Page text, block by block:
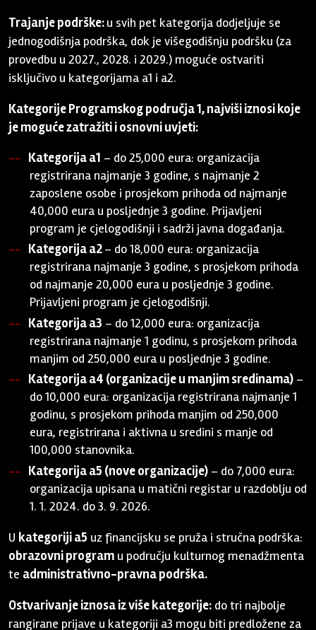
Trajanje podrške:u svih pet kategorija dodjeljuje se
jednogodišnja podrška, dok je višegodišnju podršku (za
provedbu u 2027., 2028. i 2029.) moguće ostvariti
isključivo u kategorijama a1 i a2.
Kategorije Programskog područja 1, najviši iznosi koje
je moguće zatražiti i osnovni uvjeti:
Kategorija a1 – do 25,000 eura: organizacija
registrirana najmanje 3 godine, s najmanje 2
zaposlene osobe i prosjekom prihoda od najmanje
40,000 eura u posljednje 3 godine. Prijavljeni
program je cjelogodišnji i sadrži javna događanja.
Kategorija a2– do 18,000 eura: organizacija
registrirana najmanje 3 godine, s prosjekom prihoda
od najmanje 20,000 eura u posljednje 3 godine.
Prijavljeni program je cjelogodišnji.
Kategorija a3 – do 12,000 eura: organizacija
registrirana najmanje 1 godinu, s prosjekom prihoda
manjim od 250,000 eura u posljednje 3 godine.
Kategorija a4 (organizacije u manjim sredinama) –
do 10,000 eura: organizacija registrirana najmanje 1
godinu, s prosjekom prihoda manjim od 250,000
eura, registrirana i aktivna u sredini s manje od
100,000 stanovnika.
Kategorija a5 (nove organizacije) – do 7,000 eura:
organizacija upisana u matični registar u razdoblju od
1. 1. 2024. do 3. 9. 2026.
U kategoriji a5 uz financijsku se pruža i stručna podrška:
obrazovni program u području kulturnog menadžmenta
te administrativno-pravna podrška.
Ostvarivanje iznosa iz više kategorije: do tri najbolje
rangirane prijave u kategoriji a3 mogu biti predložene za